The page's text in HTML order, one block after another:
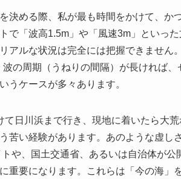
決める際、私が最も時間をかけて、か
で「波高1.5m」や「風速3m」といっ
アルな状況は完全には把握できません
の周期（うねりの間隔）が長ければ、
うケースが多々あります。
日川浜まで行き、現地に着いたら大
苦い経験があります。あのような虚し
や、国土交通省、あるいは自治体が公
重要になります。これらは「今の海」